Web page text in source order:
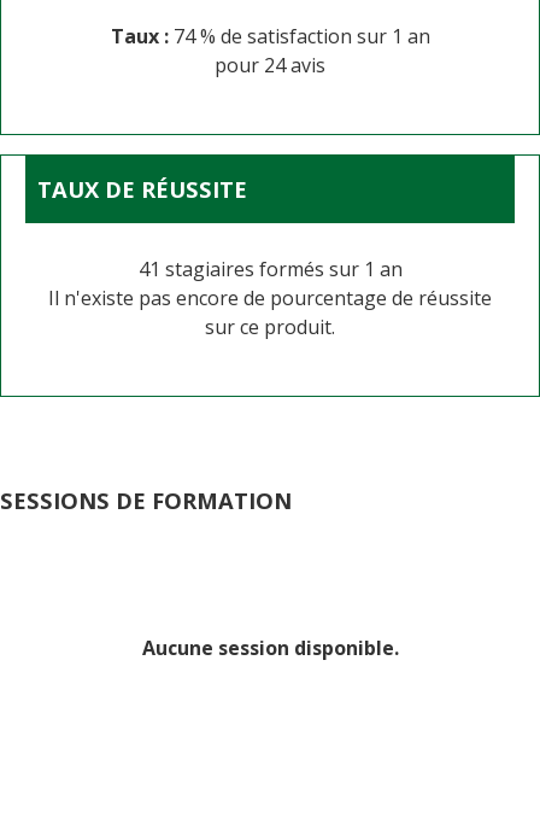
74 % de satisfaction sur 1 an
24 avis
TAUX DE RÉUSSITE
41 stagiaires formés sur 1 an
Il n'existe pas encore de pourcentage de réussite
sur ce produit.
SESSIONS DE FORMATION
Aucune session disponible.